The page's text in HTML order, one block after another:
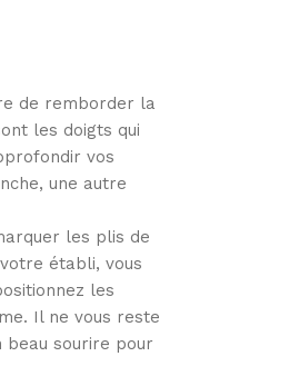
de remborder la
les doigts qui
vos
une autre
les plis de
établi, vous
les
Il ne vous reste
beau sourire pour